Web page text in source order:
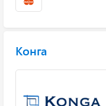
Конга